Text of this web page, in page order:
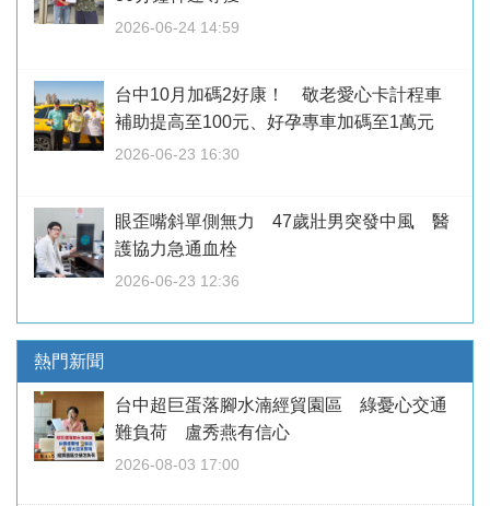
2026-06-24 14:59
台中10月加碼2好康！ 敬老愛心卡計程車
補助提高至100元、好孕專車加碼至1萬元
2026-06-23 16:30
眼歪嘴斜單側無力 47歲壯男突發中風 醫
護協力急通血栓
2026-06-23 12:36
熱門新聞
台中超巨蛋落腳水湳經貿園區 綠憂心交通
難負荷 盧秀燕有信心
2026-08-03 17:00